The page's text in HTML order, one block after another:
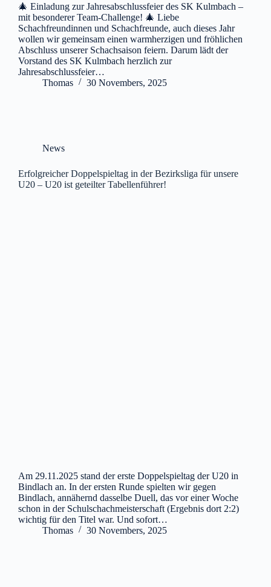
🎄 Einladung zur Jahresabschlussfeier des SK Kulmbach –
mit besonderer Team-Challenge! 🎄 Liebe
Schachfreundinnen und Schachfreunde, auch dieses Jahr
wollen wir gemeinsam einen warmherzigen und fröhlichen
Abschluss unserer Schachsaison feiern. Darum lädt der
Vorstand des SK Kulmbach herzlich zur
Jahresabschlussfeier…
Thomas
30 Novembers, 2025
News
Erfolgreicher Doppelspieltag in der Bezirksliga für unsere
U20 – U20 ist geteilter Tabellenführer!
Am 29.11.2025 stand der erste Doppelspieltag der U20 in
Bindlach an. In der ersten Runde spielten wir gegen
Bindlach, annähernd dasselbe Duell, das vor einer Woche
schon in der Schulschachmeisterschaft (Ergebnis dort 2:2)
wichtig für den Titel war. Und sofort…
Thomas
30 Novembers, 2025